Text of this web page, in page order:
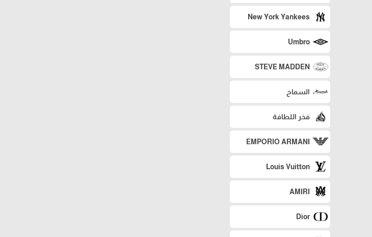
New York Yankees
Umbro
STEVE MADDEN
السماح
فخر اللطافة
EMPORIO ARMANI
Louis Vuitton
AMIRI
Dior